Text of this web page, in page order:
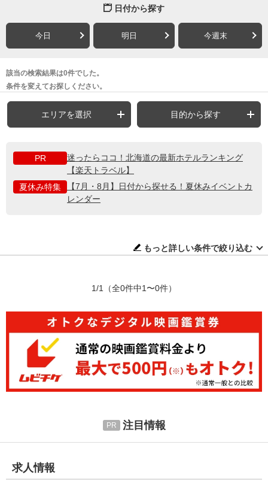
日付から探す
今日 明日 今週末
該当の検索結果は0件でした。
条件を変えてお探しください。
エリアを選択 目的から探す
PR
迷ったらココ！北海道の最新ホテルランキング
【楽天トラベル】
夏休み特集
【7月・8月】日付から探せる！夏休みイベントカ
レンダー
もっと詳しい条件で絞り込む
1/1 （全0件中1〜0件）
注目情報
求人情報